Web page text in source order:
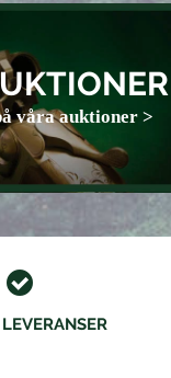
våra auktioner >